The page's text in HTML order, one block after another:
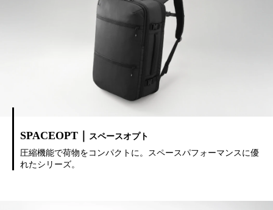
SPACEOPT｜
スペースオプト
圧縮機能で荷物をコンパクトに。スペースパフォーマンスに優
れたシリーズ。